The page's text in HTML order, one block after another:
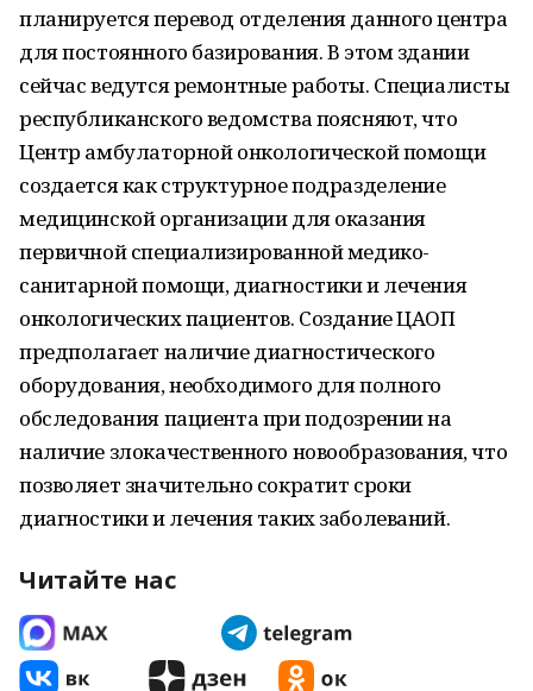
планируется перевод отделения данного центра
для постоянного базирования. В этом здании
сейчас ведутся ремонтные работы. Специалисты
республиканского ведомства поясняют, что
Центр амбулаторной онкологической помощи
создается как структурное подразделение
медицинской организации для оказания
первичной специализированной медико-
санитарной помощи, диагностики и лечения
онкологических пациентов. Создание ЦАОП
предполагает наличие диагностического
оборудования, необходимого для полного
обследования пациента при подозрении на
наличие злокачественного новообразования, что
позволяет значительно сократит сроки
диагностики и лечения таких заболеваний.
Читайте нас